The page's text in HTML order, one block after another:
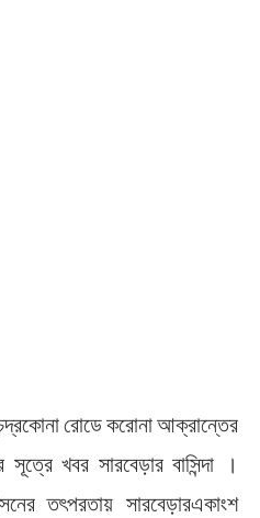
রোডে করোনা আক্রান্তের
খবর সারবেড়ার বাসিন্দা ।
তৎপরতায় সারবেড়ারএকাংশ